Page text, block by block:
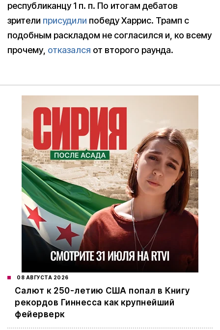
республиканцу 1 п. п. По итогам дебатов
зрители присудили победу Харрис. Трамп с
подобным раскладом не согласился и, ко всему
прочему, отказался от второго раунда.
08 АВГУСТА 2026
Салют к 250-летию США попал в Книгу
рекордов Гиннесса как крупнейший
фейерверк